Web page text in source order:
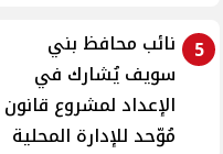
5
نائب محافظ بني
سويف يُشارك في
الإعداد لمشروع قانون
مُوّحد للإدارة المحلية